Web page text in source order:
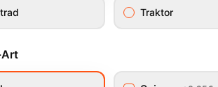
Traktor
Art